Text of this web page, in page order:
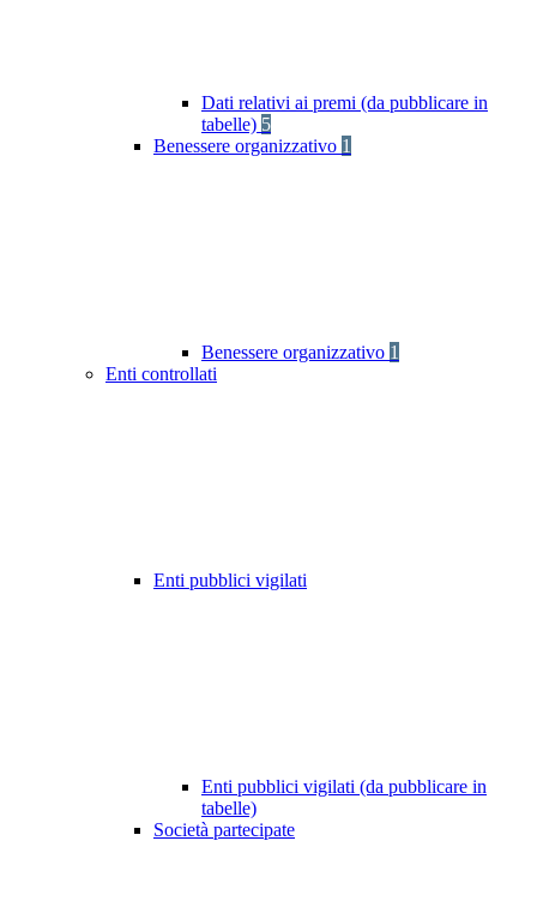
Dati relativi ai premi (da pubblicare in
tabelle) 5
Benessere organizzativo 1
Benessere organizzativo 1
Enti controllati
Enti pubblici vigilati
Enti pubblici vigilati (da pubblicare in
tabelle)
Società partecipate